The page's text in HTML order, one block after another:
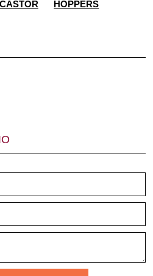
HOPPERS